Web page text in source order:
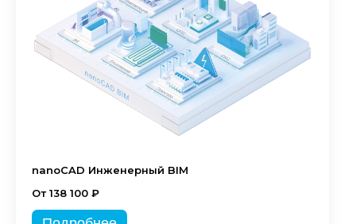
nanoCAD Инженерный BIM
От 138 100 ₽